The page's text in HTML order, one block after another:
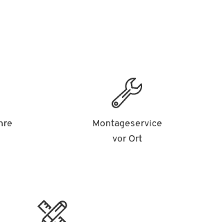
Montageservice
vor Ort